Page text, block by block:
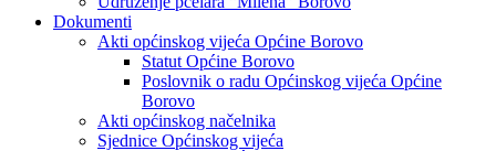
Dokumenti
Akti općinskog vijeća Općine Borovo
Statut Općine Borovo
Poslovnik o radu Općinskog vijeća Općine
Borovo
Akti općinskog načelnika
Sjednice Općinskog vijeća